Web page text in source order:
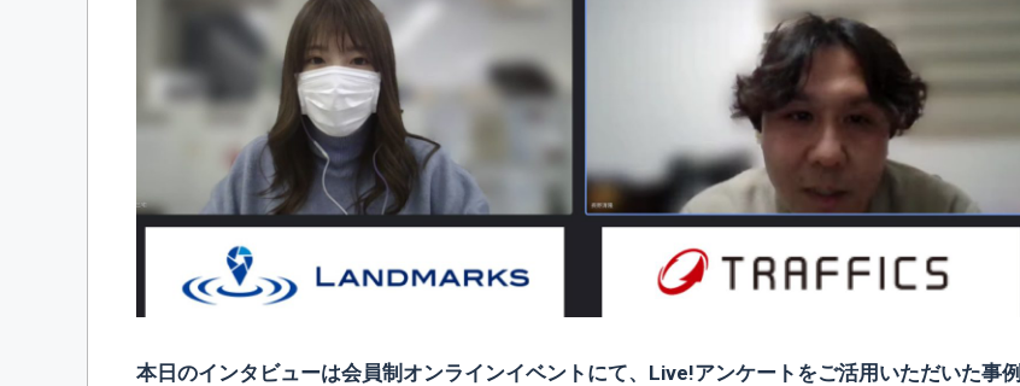
本日のインタビューは会員制オンラインイベントにて、Live!アンケートをご活用いただいた事例